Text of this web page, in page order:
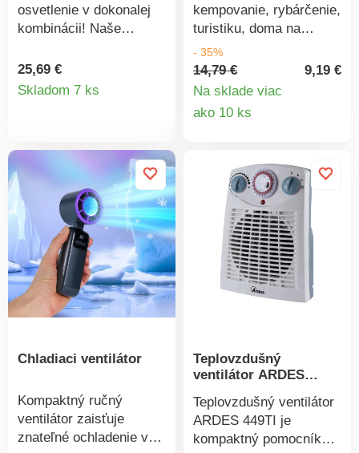
osvetlenie v dokonalej
kombinácii! Naše
svietidlo a ventilátor v
jednom nezaberie
jemný, stredný a silný
vánok. Nastaviteľné
pomocou diaľkového
ovládača.
25,69 €
Skladom 7 ks
kempovanie, rybárčenie,
turistiku, doma na
záhrade a pod. Toto
praktické LED svetlo v
tme krásne svieti a v
poskytne svieži vánok.
samostatne. Prevádzka
na 3 ceruzkové batérie
AA, 1,5 V ( nie sú
súčasťou).
- 35%
14,79 €
9,19 €
Na sklade viac
ako 10 ks
Chladiaci ventilátor
Kompaktný ručný
ventilátor zaisťuje
znateľné ochladenie v
Teplovzdušný
ventilátor ARDES
Teplovzdušný ventilátor
ARDES 449TI je
kompaktný pomocník